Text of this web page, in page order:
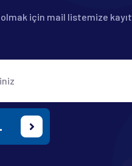
için mail listemize kayıt